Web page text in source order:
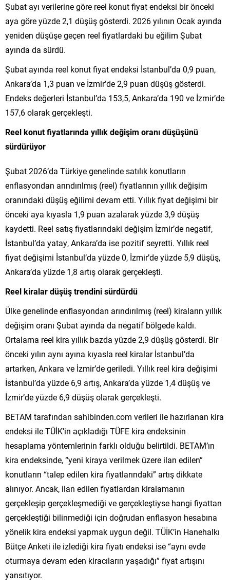
Şubat ayı verilerine göre reel konut fiyat endeksi bir önceki
aya göre yüzde 2,1 düşüş gösterdi. 2026 yılının Ocak ayında
yeniden düşüşe geçen reel fiyatlardaki bu eğilim Şubat
ayında da sürdü.
Şubat ayında reel konut fiyat endeksi İstanbul’da 0,9 puan,
Ankara’da 1,3 puan ve İzmir’de 2,9 puan düşüş gösterdi.
Endeks değerleri İstanbul’da 153,5, Ankara’da 190 ve İzmir’de
157,6 olarak gerçekleşti.
Reel konut fiyatlarında yıllık değişim oranı düşüşünü
sürdürüyor
Şubat 2026’da Türkiye genelinde satılık konutların
enflasyondan arındırılmış (reel) fiyatlarının yıllık değişim
oranındaki düşüş eğilimi devam etti. Yıllık fiyat değişimi bir
önceki aya kıyasla 1,9 puan azalarak yüzde 3,9 düşüş
kaydetti. Reel satış fiyatlarındaki değişim İzmir’de negatif,
İstanbul’da yatay, Ankara’da ise pozitif seyretti. Yıllık reel
fiyat değişimi İstanbul’da yüzde 0, İzmir’de yüzde 5,9 düşüş,
Ankara’da yüzde 1,8 artış olarak gerçekleşti.
Reel kiralar düşüş trendini sürdürdü
Ülke genelinde enflasyondan arındırılmış (reel) kiraların yıllık
değişim oranı Şubat ayında da negatif bölgede kaldı.
Ortalama reel kira yıllık bazda yüzde 2,9 düşüş gösterdi. Bir
önceki yılın aynı ayına kıyasla reel kiralar İstanbul’da
artarken, Ankara ve İzmir’de geriledi. Yıllık reel kira değişimi
İstanbul’da yüzde 6,9 artış, Ankara’da yüzde 1,4 düşüş ve
İzmir’de yüzde 6,9 düşüş olarak gerçekleşti.
BETAM tarafından sahibinden.com verileri ile hazırlanan kira
endeksi ile TÜİK’in açıkladığı TÜFE kira endeksinin
hesaplama yöntemlerinin farklı olduğu belirtildi. BETAM’ın
kira endeksinde, “yeni kiraya verilmek üzere ilan edilen”
konutların “talep edilen kira fiyatlarındaki” artış dikkate
alınıyor. Ancak, ilan edilen fiyatlardan kiralamanın
gerçekleşip gerçekleşmediği ve gerçekleştiyse hangi fiyattan
gerçekleştiği bilinmediği için doğrudan enflasyon hesabına
yönelik kira endeksi yapmak uygun değil. TÜİK’in Hanehalkı
Bütçe Anketi ile izlediği kira fiyatı endeksi ise “aynı evde
oturmaya devam eden kiracıların yaşadığı” fiyat artışını
yansıtıyor.